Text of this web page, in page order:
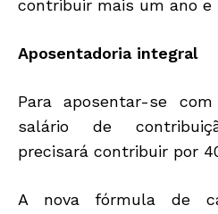
contribuir mais um ano e
Aposentadoria integral
Para aposentar-se
salário de
precisará contribuir por
A nova fórmula de